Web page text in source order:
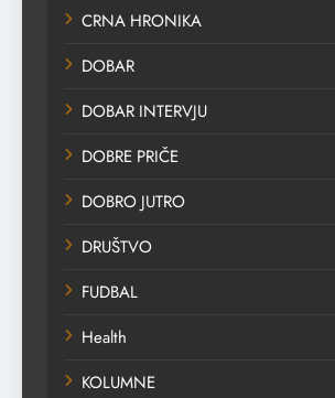
CRNA HRONIKA
DOBAR
DOBAR INTERVJU
DOBRE PRIČE
DOBRO JUTRO
DRUŠTVO
FUDBAL
Health
KOLUMNE